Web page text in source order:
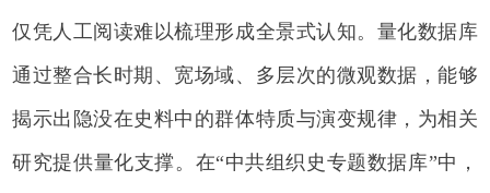
仅凭人工阅读难以梳理形成全景式认知。量化数据库
通过整合长时期、宽场域、多层次的微观数据，能够
揭示出隐没在史料中的群体特质与演变规律，为相关
研究提供量化支撑。在“中共组织史专题数据库”中，